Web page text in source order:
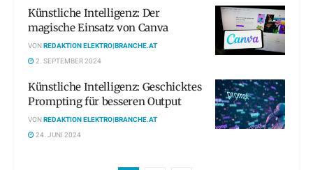
Künstliche Intelligenz: Der
magische Einsatz von Canva
VONREDAKTION ELEKTRO|BRANCHE.AT
2. SEPTEMBER 2024
Künstliche Intelligenz: Geschicktes
Prompting für besseren Output
VONREDAKTION ELEKTRO|BRANCHE.AT
24. JUNI 2024